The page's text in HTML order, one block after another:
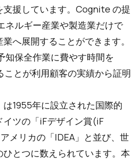
支援しています。Cognite の提
ネルギー産業や製造業だけで
へ展開することができます。
知保全作業に費やす時間を
ことが利用顧客の実績から証明
は1955年に設立された国際的
イツの「iFデザイン賞(iF
メリカの「IDEA」と並び、世
とつに数えられています。本